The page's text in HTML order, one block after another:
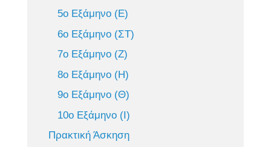
5ο Εξάμηνο (Ε)
6ο Εξάμηνο (ΣΤ)
7ο Εξάμηνο (Ζ)
8ο Εξάμηνο (Η)
9ο Εξάμηνο (Θ)
10ο Εξάμηνο (Ι)
Πρακτική Άσκηση